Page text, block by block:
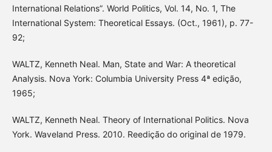
International Relations”. World Politics, Vol. 14, No. 1, The
International System: Theoretical Essays. (Oct., 1961), p. 77-
92;
WALTZ, Kenneth Neal. Man, State and War: A theoretical
Analysis. Nova York: Columbia University Press 4ª edição,
1965;
WALTZ, Kenneth Neal. Theory of International Politics. Nova
York. Waveland Press. 2010. Reedição do original de 1979.